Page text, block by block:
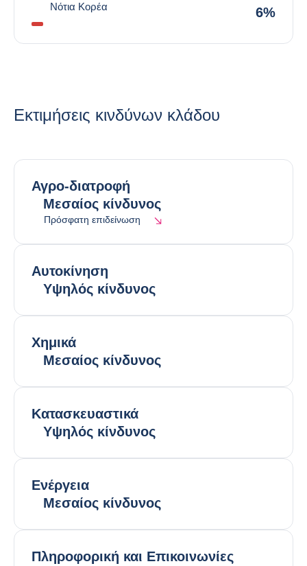
Νότια Κορέα 6%
Εκτιμήσεις κινδύνων κλάδου
Αγρο-διατροφή
Μεσαίος κίνδυνος
Πρόσφατη επιδείνωση
Αυτοκίνηση
Υψηλός κίνδυνος
Χημικά
Μεσαίος κίνδυνος
Κατασκευαστικά
Υψηλός κίνδυνος
Ενέργεια
Μεσαίος κίνδυνος
Πληροφορική και Επικοινωνίες